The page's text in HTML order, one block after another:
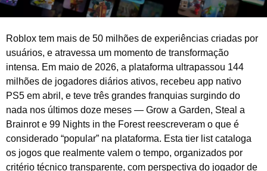
Roblox tem mais de 50 milhões de experiências criadas por
usuários, e atravessa um momento de transformação
intensa. Em maio de 2026, a plataforma ultrapassou 144
milhões de jogadores diários ativos, recebeu app nativo
PS5 em abril, e teve três grandes franquias surgindo do
nada nos últimos doze meses — Grow a Garden, Steal a
Brainrot e 99 Nights in the Forest reescreveram o que é
considerado “popular” na plataforma. Esta tier list cataloga
os jogos que realmente valem o tempo, organizados por
critério técnico transparente, com perspectiva do jogador de